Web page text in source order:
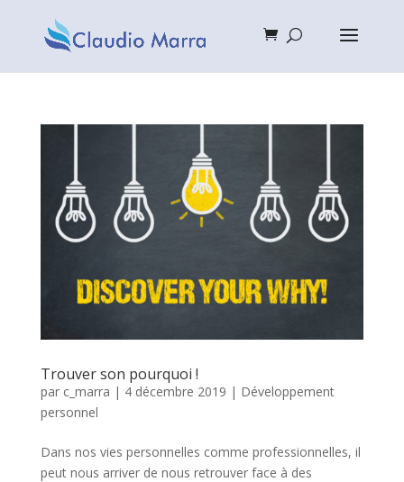
Trouver son pourquoi !
par c_marra | 4 décembre 2019 | Développement
personnel
Dans nos vies personnelles comme professionnelles, il
peut nous arriver de nous retrouver face à des